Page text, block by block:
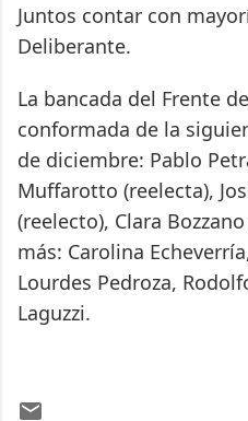
Juntos contar con
Deliberante.
La bancada del Frente
conformada de la
de diciembre: Pablo
Muffarotto (reelecta),
(reelecto), Clara
más: Carolina
Lourdes Pedroza,
Laguzzi.